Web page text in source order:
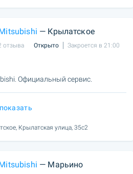
— Крылатское
отзыва Открыто Закроется в 21:00
Официальный сервис.
показать
Крылатская улица, 35с2
— Марьино